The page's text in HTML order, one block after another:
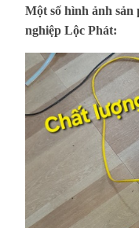
Một số hình ảnh
nghiệp Lộc Phát: